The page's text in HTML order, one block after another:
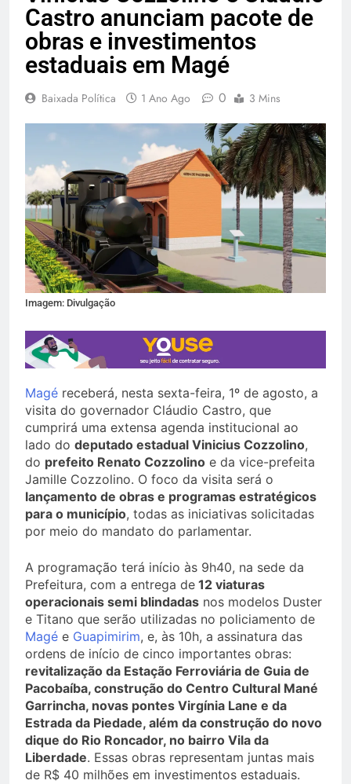
Castro anunciam pacote de
obras e investimentos
estaduais em Magé
Baixada Política 1 Ano Ago 0 3 Mins
Imagem: Divulgação
Magé receberá, nesta sexta-feira, 1º de agosto, a
visita do governador Cláudio Castro, que
cumprirá uma extensa agenda institucional ao
lado do deputado estadual Vinicius Cozzolino,
do prefeito Renato Cozzolino e da vice-prefeita
Jamille Cozzolino. O foco da visita será o
lançamento de obras e programas estratégicos
para o município, todas as iniciativas solicitadas
por meio do mandato do parlamentar.
A programação terá início às 9h40, na sede da
Prefeitura, com a entrega de 12 viaturas
operacionais semi blindadas nos modelos Duster
e Titano que serão utilizadas no policiamento de
Magé e Guapimirim, e, às 10h, a assinatura das
ordens de início de cinco importantes obras:
revitalização da Estação Ferroviária de Guia de
Pacobaíba, construção do Centro Cultural Mané
Garrincha, novas pontes Virgínia Lane e da
Estrada da Piedade, além da construção do novo
dique do Rio Roncador, no bairro Vila da
Liberdade. Essas obras representam juntas mais
de R$ 40 milhões em investimentos estaduais.